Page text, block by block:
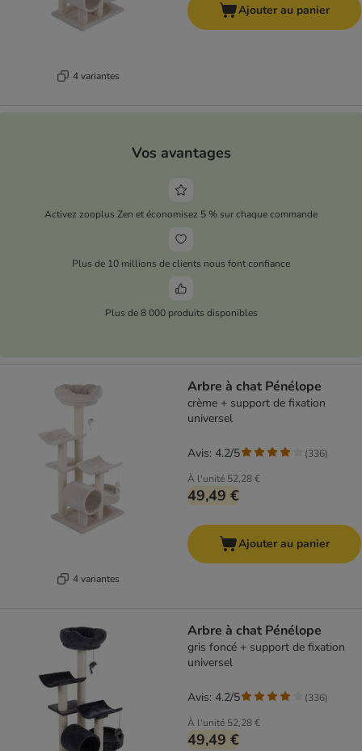
4 variantes
Ajouter au panier
Vos avantages
Activez zooplus Zen et économisez 5 % sur chaque commande
Plus de 10 millions de clients nous font confiance
Plus de 8 000 produits disponibles
4 variantes
Arbre à chat Pénélope
crème + support de fixation
universel
À l'unité 52,28 €
49,49 €
Avis: 4.2/5 (336)
Ajouter au panier
Arbre à chat Pénélope
gris foncé + support de fixation
universel
À l'unité 52,28 €
49,49 €
Avis: 4.2/5 (336)